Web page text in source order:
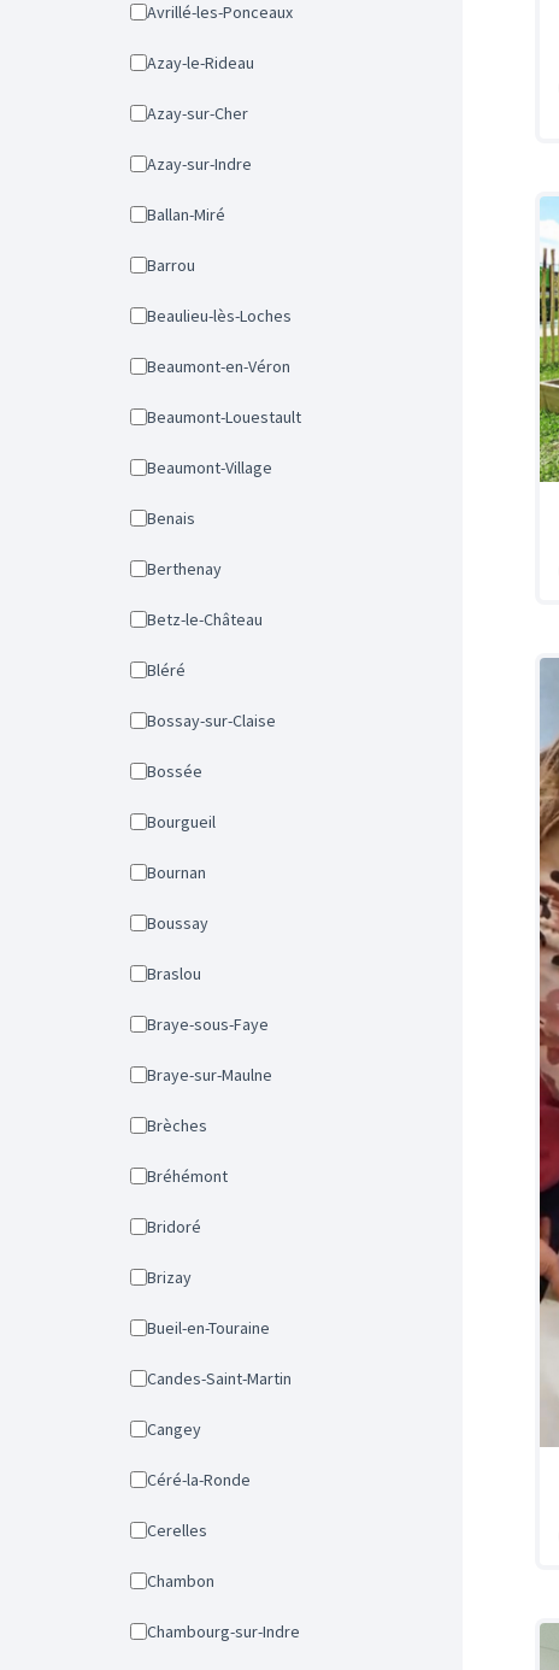
Avrillé-les-Ponceaux
Azay-le-Rideau
Azay-sur-Cher
Azay-sur-Indre
Ballan-Miré
Barrou
Beaulieu-lès-Loches
Beaumont-en-Véron
Beaumont-Louestault
Beaumont-Village
Benais
Berthenay
Betz-le-Château
Bléré
Bossay-sur-Claise
Bossée
Bourgueil
Bournan
Boussay
Braslou
Braye-sous-Faye
Braye-sur-Maulne
Brèches
Bréhémont
Bridoré
Brizay
Bueil-en-Touraine
Candes-Saint-Martin
Cangey
Céré-la-Ronde
Cerelles
Chambon
Chambourg-sur-Indre